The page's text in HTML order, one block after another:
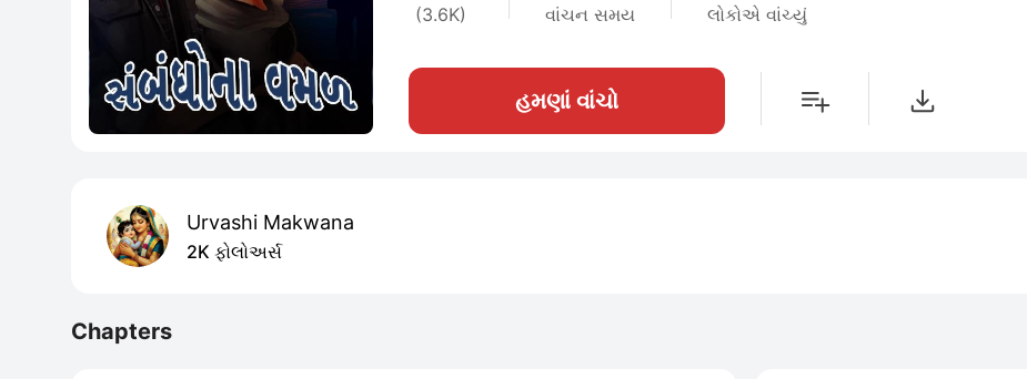
(3.6K) વાંચન સમય લોકોએ વાંચ્યું
હમણાં વાંચો
Urvashi Makwana
2K ફોલોઅર્સ
Chapters